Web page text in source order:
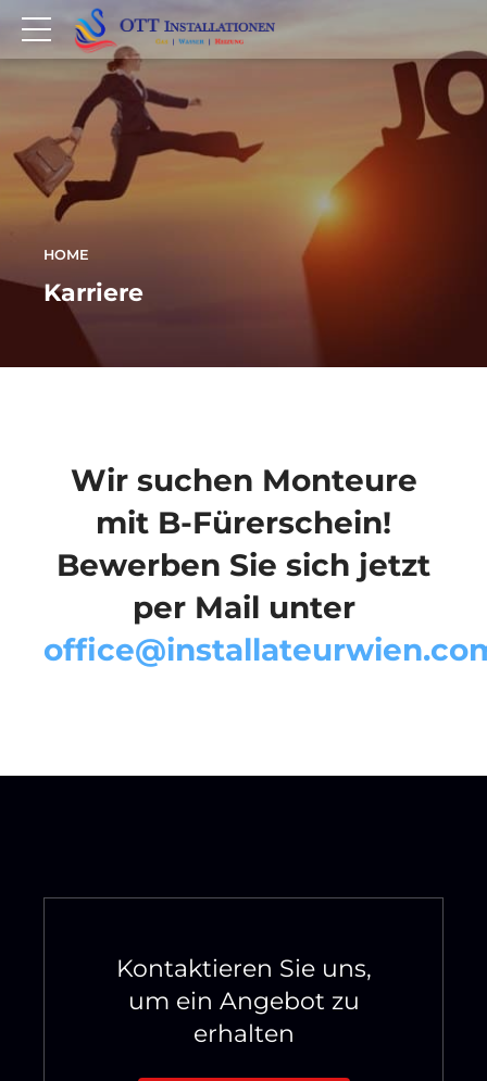
HOME
Karriere
Wir suchen Monteure
mit B-Fürerschein!
Bewerben Sie sich jetzt
per Mail unter
Kontaktieren Sie uns,
um ein Angebot zu
erhalten